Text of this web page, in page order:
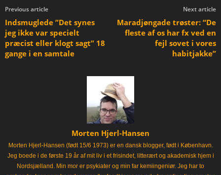
Previous article
Indsmuglede ”Det synes
jeg ikke var specielt
præcist eller klogt sagt” 18
gange i en samtale
Next article
Maradjøngade trøster: “De
fleste af os har fx ved en
fejl sovet i vores
habitjakke”
Morten Hjerl-Hansen
Morten Hjerl-Hansen (født 15/6 1973) er en dansk blogger, født i København.
Jeg boede i de første 19 år af mit liv i et frisindet, litterært og akademisk hjem i
Nordsjælland. Min mor er psykiater og min far kemiingeniør. Jeg har to